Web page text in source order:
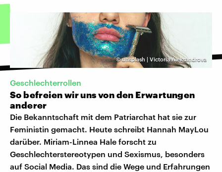
©unsplash | Victoria Aleksandrova
Geschlechterrollen
So befreien wir uns von den Erwartungen
anderer
Die Bekanntschaft mit dem Patriarchat hat sie zur
Feministin gemacht. Heute schreibt Hannah MayLou
darüber. Miriam-Linnea Hale forscht zu
Geschlechterstereotypen und Sexismus, besonders
auf Social Media. Das sind die Wege und Erfahrungen